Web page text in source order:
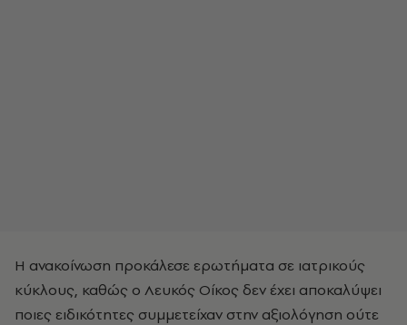
Η ανακοίνωση προκάλεσε ερωτήματα σε ιατρικούς
κύκλους, καθώς ο Λευκός Οίκος δεν έχει αποκαλύψει
ποιες ειδικότητες συμμετείχαν στην αξιολόγηση ούτε